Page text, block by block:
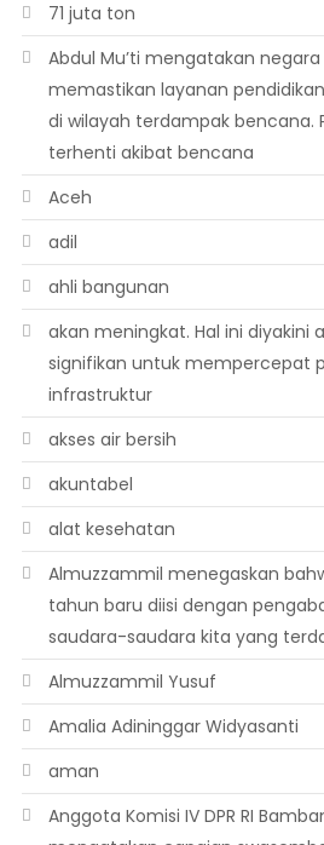
71 juta ton
Abdul Mu’ti mengatakan
memastikan layanan
di wilayah terdampak bencana.
terhenti akibat bencana
Aceh
adil
ahli bangunan
akan meningkat. Hal ini diyakini
signifikan untuk mempercepat
infrastruktur
akses air bersih
akuntabel
alat kesehatan
Almuzzammil menegaskan
tahun baru diisi dengan
saudara-saudara kita yang
Almuzzammil Yusuf
Amalia Adininggar Widyasanti
aman
Anggota Komisi IV DPR RI